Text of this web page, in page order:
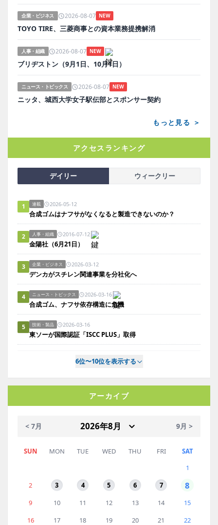
企業・ビジネス 2026-08-07 NEW
TOYO TIRE、三菱商事との資本業務提携解消
人事・組織 2026-08-07 NEW
ブリヂストン（9月1日、10月1日）
ニュース・トピックス 2026-08-07 NEW
ニッタ、城西大学女子駅伝部とスポンサー契約
もっと見る ＞
アクセスランキング
デイリー ウィークリー
1 連載 2026-05-12
合成ゴムはナフサがなくなると製造できないのか？
2 人事・組織 2016-07-12
金陽社（6月21日）
3 企業・ビジネス 2026-03-12
デンカがスチレン関連事業を分社化へ
4 ニュース・トピックス 2026-03-16
合成ゴム、ナフサ依存構造に危機
5 技術・製品 2026-03-16
東ソーが国際認証「ISCC PLUS」取得
6位〜10位を表示する
アーカイブ
< 7月 9月 >
SUN MON TUE WED THU FRI
SAT
1
2
3 4 5 6 7 8
9 10 11 12 13 14
15
16
17 18 19 20 21
22